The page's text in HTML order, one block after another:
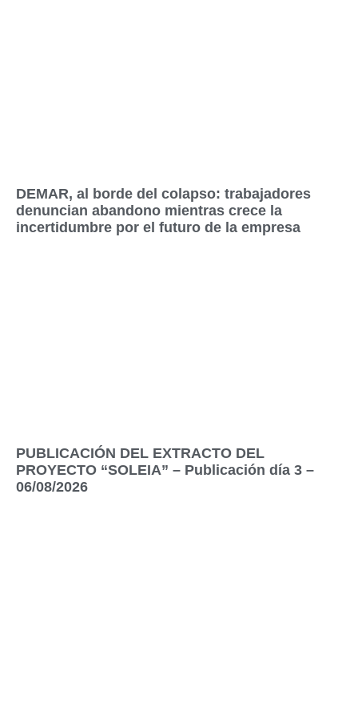
DEMAR, al borde del colapso: trabajadores
denuncian abandono mientras crece la
incertidumbre por el futuro de la empresa
PUBLICACIÓN DEL EXTRACTO DEL
PROYECTO “SOLEIA” – Publicación día 3 –
06/08/2026